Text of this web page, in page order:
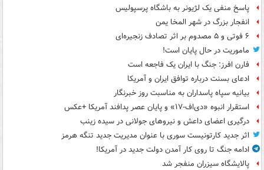
پاسخ منفی یک لژیونر به باشگاه پرسپولیس
انفجار بزرگ در شهر المخا یمن
۶ فوتی و ۵ مصدوم بر اثر تصادف زنجیره‌ای
ماموریت در حال پایان است!
فارن افرز: جنگ با ایران یک فاجعه است
ادعای بسنت درباره توافق ایران و آمریکا
بیانیه سپاه پاسداران به مناسبت روز خبرنگار
استقرار انبوه «دی‌اف‑۱۷» و پایان عصر پدافند آمریکا +عکس
درگیری اعضای داعش و نیروهای جولانی در سیده زینب
اثر جدید کارتونیست سوری با عنوان مدیریت جدید تنگه هرمز
ادامه جنگ تا روی کار آمدن دولت جدید در آمریکا!
پالایشگاه سیزران منفجر شد